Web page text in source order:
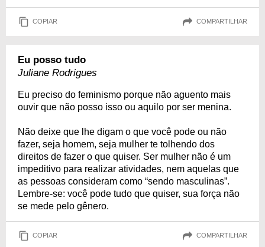
COPIAR COMPARTILHAR
Eu posso tudo
Juliane Rodrigues
Eu preciso do feminismo porque não aguento mais
ouvir que não posso isso ou aquilo por ser menina.
Não deixe que lhe digam o que você pode ou não
fazer, seja homem, seja mulher te tolhendo dos
direitos de fazer o que quiser. Ser mulher não é um
impeditivo para realizar atividades, nem aquelas que
as pessoas consideram como “sendo masculinas”.
Lembre-se: você pode tudo que quiser, sua força não
se mede pelo gênero.
COPIAR COMPARTILHAR